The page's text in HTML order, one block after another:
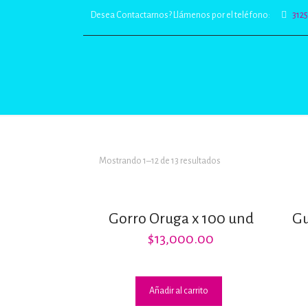
Desea Contactarnos? Llámenos por el teléfono:
Mostrando 1–12 de 13 resultados
Gorro Oruga x 100 und
$13,000.00
Añadir al carrito